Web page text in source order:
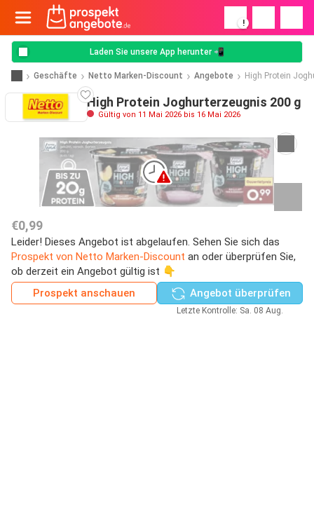
!
Laden Sie unsere App herunter 📲
Geschäfte Netto Marken-Discount Angebote High Protein
High Protein Joghurterzeugnis 200 g
Gültig von 11 Mai 2026 bis 16 Mai 2026
€0,99
Leider! Dieses Angebot ist abgelaufen. Sehen Sie sich das
Prospekt von Netto Marken-Discount an oder überprüfen Sie,
ob derzeit ein Angebot gültig ist 👇
Prospekt anschauen
Angebot überprüfen
Letzte Kontrolle: Sa. 08 Aug.